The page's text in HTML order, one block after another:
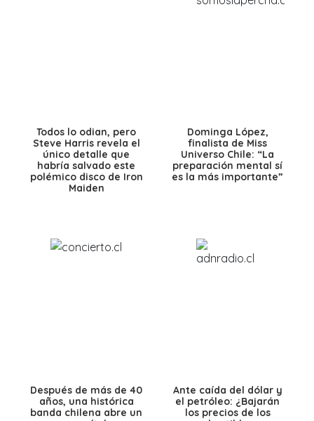
Todos lo odian, pero
Steve Harris revela el
único detalle que
habría salvado este
polémico disco de Iron
Maiden
Dominga López,
finalista de Miss
Universo Chile: “La
preparación mental sí
es la más importante”
Después de más de 40
años, una histórica
banda chilena abre un
Ante caída del dólar y
el petróleo: ¿Bajarán
los precios de los